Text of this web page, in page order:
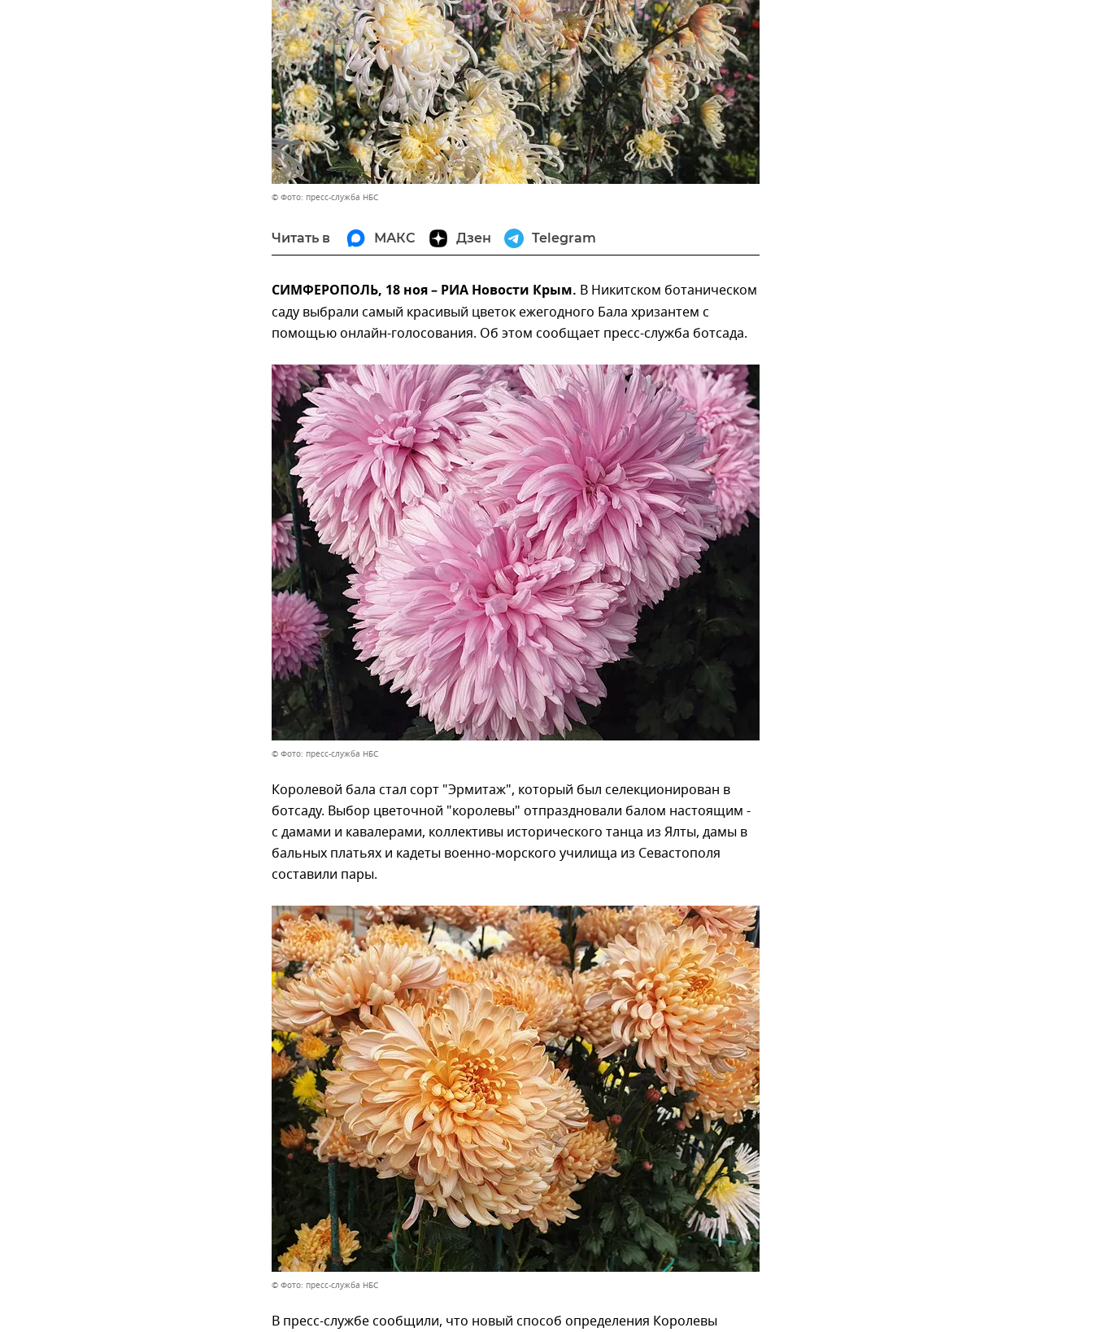
© Фото: пресс-служба НБС
Читать в МАКС Дзен Telegram
СИМФЕРОПОЛЬ, 18 ноя – РИА Новости Крым. В Никитском ботаническом
саду выбрали самый красивый цветок ежегодного Бала хризантем с
помощью онлайн-голосования. Об этом сообщает пресс-служба ботсада.
© Фото: пресс-служба НБС
Королевой бала стал сорт "Эрмитаж", который был селекционирован в
ботсаду. Выбор цветочной "королевы" отпраздновали балом настоящим -
с дамами и кавалерами, коллективы исторического танца из Ялты, дамы в
бальных платьях и кадеты военно-морского училища из Севастополя
составили пары.
© Фото: пресс-служба НБС
В пресс-службе сообщили, что новый способ определения Королевы